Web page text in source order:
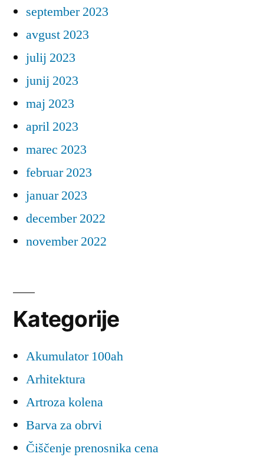
september 2023
avgust 2023
julij 2023
junij 2023
maj 2023
april 2023
marec 2023
februar 2023
januar 2023
december 2022
november 2022
Kategorije
Akumulator 100ah
Arhitektura
Artroza kolena
Barva za obrvi
Čiščenje prenosnika cena